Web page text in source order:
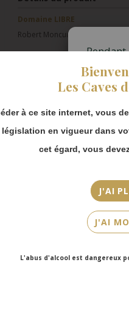
Les Caves
à ce site internet, vous
législation en vigueur dans
cet égard, vous
J'AI
J'AI
L'abus d'alcool est dangereux
Domaine LIBRE
Robert Moncuit
Champagne
Cuvée/Climat
vous
Merci
prendre
Les
partir
Les
en
collect
Victor